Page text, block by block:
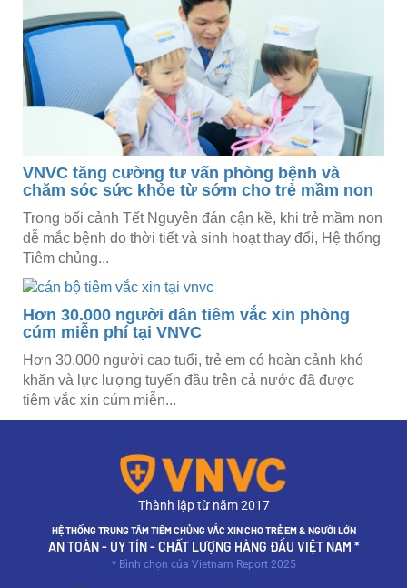
VNVC tăng cường tư vấn phòng bệnh và
chăm sóc sức khỏe từ sớm cho trẻ mầm non
Trong bối cảnh Tết Nguyên đán cận kề, khi trẻ mầm non
dễ mắc bệnh do thời tiết và sinh hoạt thay đổi, Hệ thống
Tiêm chủng...
Hơn 30.000 người dân tiêm vắc xin phòng
cúm miễn phí tại VNVC
Hơn 30.000 người cao tuổi, trẻ em có hoàn cảnh khó
khăn và lực lượng tuyến đầu trên cả nước đã được
tiêm vắc xin cúm miễn...
Thành lập từ năm 2017
HỆ THỐNG TRUNG TÂM TIÊM CHỦNG VẮC XIN CHO TRẺ EM & NGƯỜI LỚN
AN TOÀN - UY TÍN - CHẤT LƯỢNG HÀNG ĐẦU VIỆT NAM *
* Bình chọn của Vietnam Report 2025